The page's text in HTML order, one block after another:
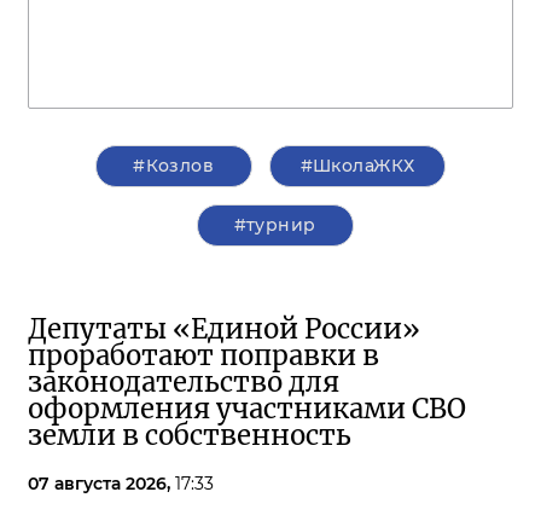
#Козлов #ШколаЖКХ
#турнир
Депутаты «Единой России»
проработают поправки в
законодательство для
оформления участниками СВО
земли в собственность
07 августа 2026, 17:33